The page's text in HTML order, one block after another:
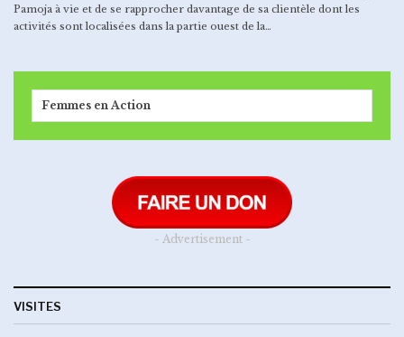
Pamoja à vie et de se rapprocher davantage de sa clientèle dont les
activités sont localisées dans la partie ouest de la…
Femmes en Action
- Advertisement -
VISITES